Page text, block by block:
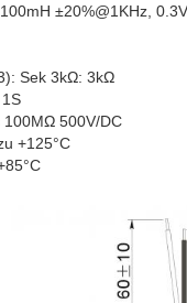
±20%@1KHz,
Sek 3kΩ: 3kΩ
500V/DC
+125°C